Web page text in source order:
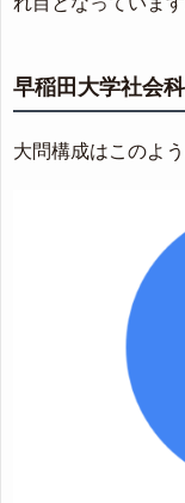
早稲田大学社会
大問構成はこのよ